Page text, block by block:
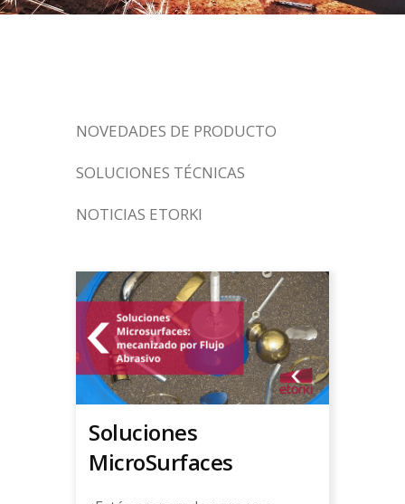
NOVEDADES DE PRODUCTO
SOLUCIONES TÉCNICAS
NOTICIAS ETORKI
Soluciones
MicroSurfaces